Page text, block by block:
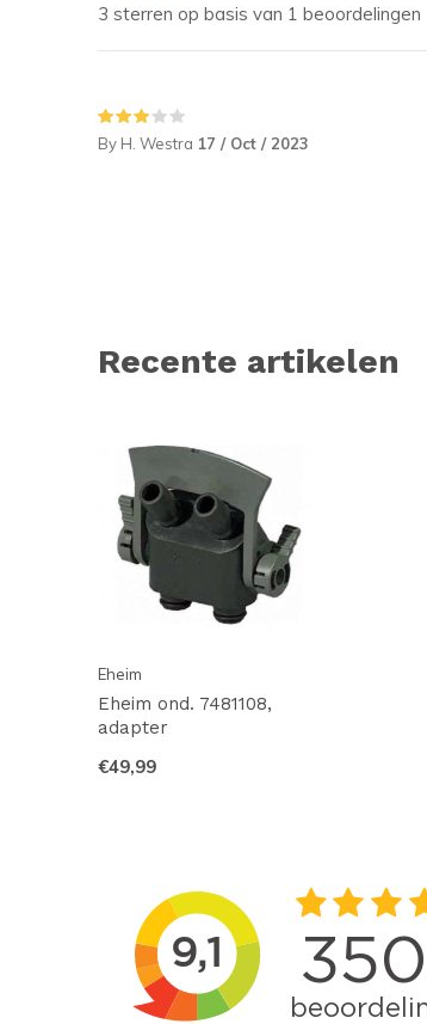
3 sterren op basis van 1 beoordelingen
By H. Westra 17 / Oct / 2023
Recente artikelen
Eheim
Eheim ond. 7481108,
adapter
€49,99